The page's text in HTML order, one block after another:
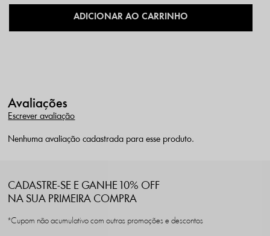
Avaliações
Escrever avaliação
Nenhuma avaliação cadastrada para esse produto.
CADASTRE-SE E GANHE 10% OFF
NA SUA PRIMEIRA COMPRA
*Cupom não acumulativo com outras promoções e descontos